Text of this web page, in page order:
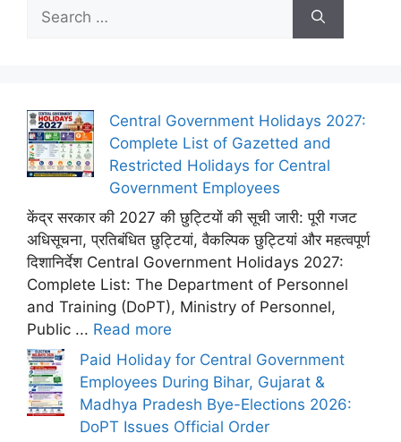
for:
Central Government Holidays 2027:
Complete List of Gazetted and
Restricted Holidays for Central
Government Employees
केंद्र सरकार की 2027 की छुट्टियों की सूची जारी: पूरी गजट
अधिसूचना, प्रतिबंधित छुट्टियां, वैकल्पिक छुट्टियां और महत्वपूर्ण
दिशानिर्देश Central Government Holidays 2027:
Complete List: The Department of Personnel
and Training (DoPT), Ministry of Personnel,
Public ... Read more
Paid Holiday for Central Government
Employees During Bihar, Gujarat &
Madhya Pradesh Bye-Elections 2026:
DoPT Issues Official Order